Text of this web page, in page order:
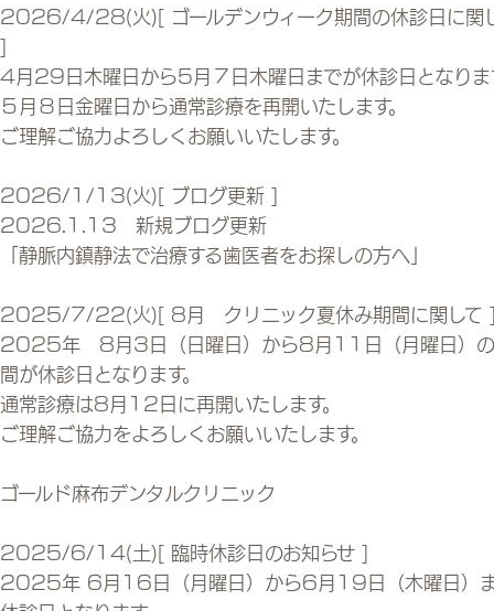
2026/4/28(火)[ ゴールデンウィーク期間の休診日に関
]
4月29日木曜日から5月７日木曜日までが休診日となりま
５月８日金曜日から通常診療を再開いたします。
ご理解ご協力よろしくお願いいたします。
2026/1/13(火)[ ブログ更新 ]
2026.1.13 新規ブログ更新
「静脈内鎮静法で治療する歯医者をお探しの方へ」
2025/7/22(火)[ 8月 クリニック夏休み期間に関して
2025年 8月3日（日曜日）から8月11日（月曜日）
間が休診日となります。
通常診療は8月12日に再開いたします。
ご理解ご協力をよろしくお願いいたします。
ゴールド麻布デンタルクリニック
2025/6/14(土)[ 臨時休診日のお知らせ ]
2025年 6月16日（月曜日）から6月19日（木曜日）